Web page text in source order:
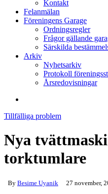
Kontakt
Felanmälan
Föreningens Garage
Ordningsregler
Frågor gällande
Särskilda
Arkiv
Nyhetsarkiv
Protokoll
Årsredovisningar
Tillfälliga problem
Nya
torktumlare
By Besime Uyanik 27 november,